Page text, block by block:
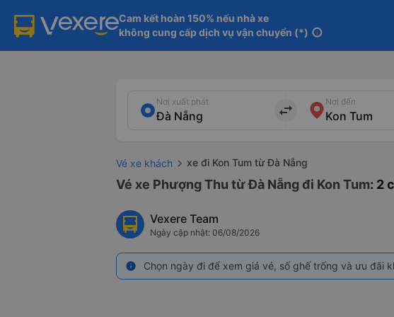
Cam kết hoàn 150% nếu nhà xe
không cung cấp dịch vụ vận chuyển (*) info
Nơi xuất phát
import_export
Nơi đến
Vé xe khách xe đi Kon Tum từ Đà Nẵng
Vé xe Phượng Thu từ Đà Nẵng đi Kon Tum: 2
Vexere Team
Ngày cập nhật: 06/08/2026
info Chọn ngày đi để xem giá vé, số ghế trống và ưu đãi